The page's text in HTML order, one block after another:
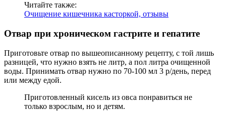
Читайте также:
Очищение кишечника касторкой, отзывы
Отвар при хроническом гастрите и гепатите
Приготовьте отвар по вышеописанному рецепту, с той лишь
разницей, что нужно взять не литр, а пол литра очищенной
воды. Принимать отвар нужно по 70-100 мл 3 р/день, перед
или между едой.
Приготовленный кисель из овса понравиться не
только взрослым, но и детям.